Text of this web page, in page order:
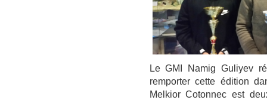
Le GMI Namig Guliyev
remporter cette édition
Melkior Cotonnec est